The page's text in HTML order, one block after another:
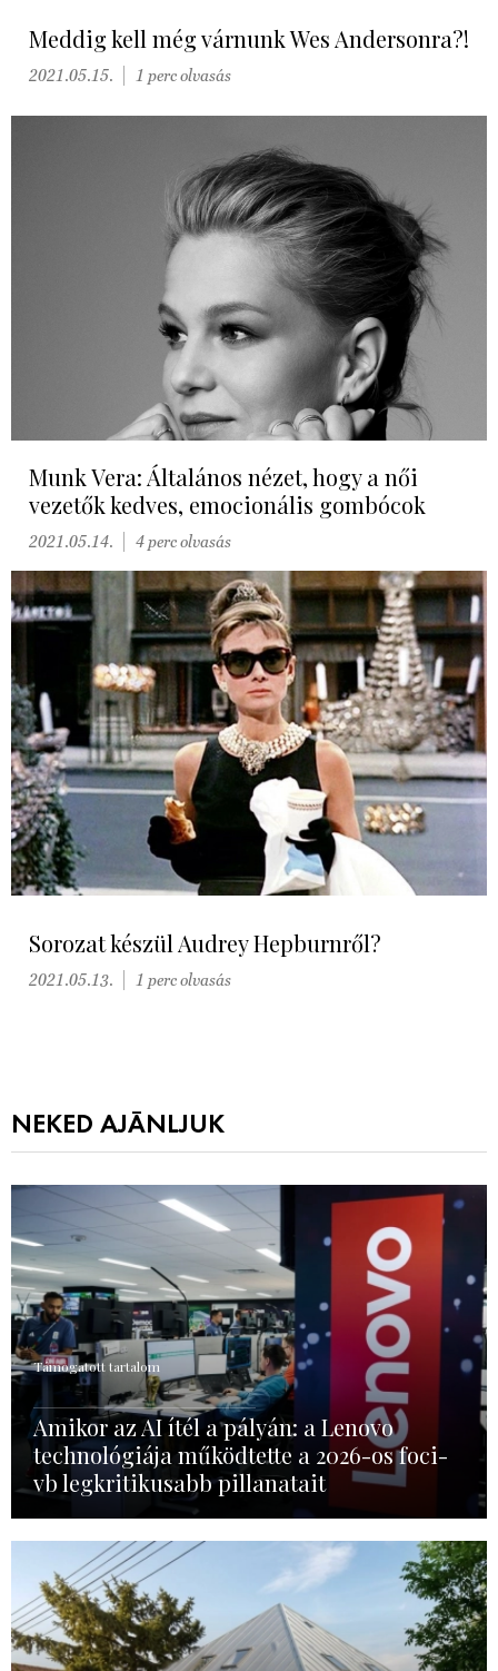
Meddig kell még várnunk Wes Andersonra?!
2021.05.15. 1 perc olvasás
Munk Vera: Általános nézet, hogy a női
vezetők kedves, emocionális gombócok
2021.05.14. 4 perc olvasás
Sorozat készül Audrey Hepburnről?
2021.05.13. 1 perc olvasás
NEKED AJÁNLJUK
Támogatott tartalom
Amikor az AI ítél a pályán: a Lenovo
technológiája működtette a 2026-os foci-
vb legkritikusabb pillanatait